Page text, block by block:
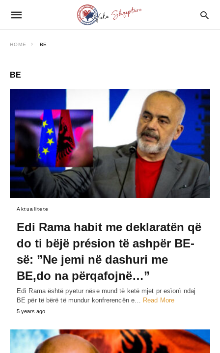
HOME BE
BE
Aktualitete
Edi Rama habit me deklaratën që
do ti bëjë présion të ashpër BE-
së: ”Ne jemi në dashuri me
BE,do na përqafojnë…”
Edì Rama është pyetur nëse mund të ketë mjet pr esìonì ndaj
BE për të bërë të mundur konfrerencën e… Read More
5 years ago